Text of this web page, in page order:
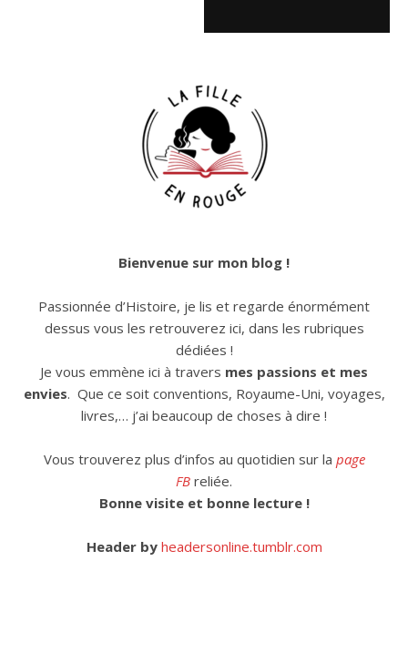
Bienvenue sur mon blog !
Passionnée d’Histoire, je lis et regarde énormément
dessus vous les retrouverez ici, dans les rubriques
dédiées !
Je vous emmène ici à travers mes passions et mes
envies. Que ce soit conventions, Royaume-Uni, voyages,
livres,… j’ai beaucoup de choses à dire !
Vous trouverez plus d’infos au quotidien sur la page
FB reliée.
Bonne visite et bonne lecture !
Header by headersonline.tumblr.com